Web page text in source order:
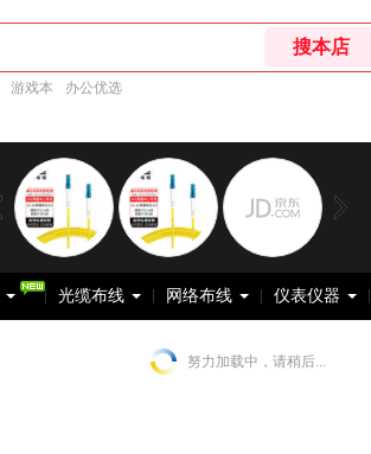
游戏本 办公优选
光缆布线 网络布线 仪表仪器
努力加载中，请稍后...